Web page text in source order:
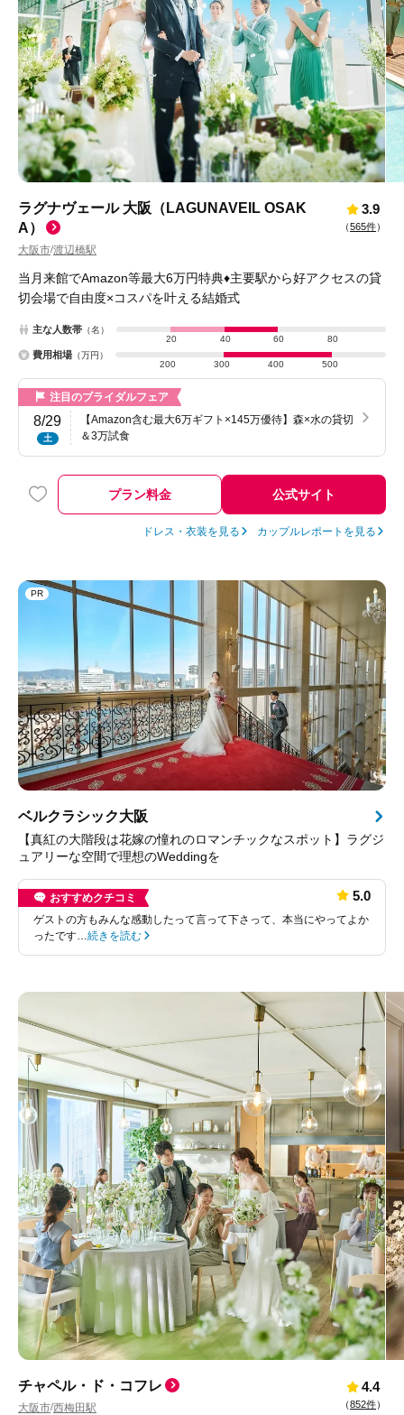
ラグナヴェール 大阪（LAGUNAVEIL OSAK
A）
大阪市/渡辺橋駅
3.9
（565件）
当月来館でAmazon等最大6万円特典♦主要駅から好アクセスの貸
切会場で自由度×コスパを叶える結婚式
主な人数帯 （名）
20
40 60 80
費用相場 （万円）
200
300 400 500
注目のブライダルフェア
8/29
土
【Amazon含む最大6万ギフト×145万優待】森×水の貸切
＆3万試食
プラン料金 公式サイト
ドレス・衣装を見る カップルレポートを見る
PR
ベルクラシック大阪
【真紅の大階段は花嫁の憧れのロマンチックなスポット】ラグジ
ュアリーな空間で理想のWeddingを
おすすめクチコミ 5.0
ゲストの方もみんな感動したって言って下さって、本当にやってよか
ったです… 続きを読む
チャペル・ド・コフレ
大阪市/西梅田駅
4.4
（852件）